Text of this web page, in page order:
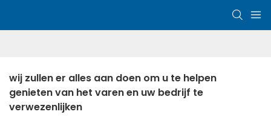
wij zullen er alles aan doen om u te helpen
genieten van het varen en uw bedrijf te
verwezenlijken